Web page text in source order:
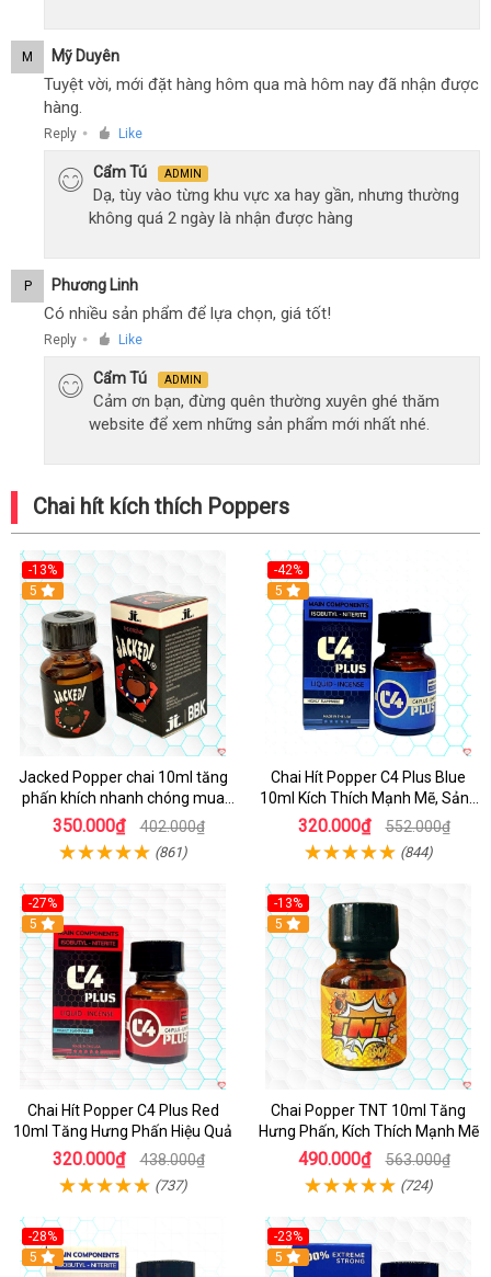
M Mỹ Duyên
Tuyệt vời, mới đặt hàng hôm qua mà hôm nay đã nhận được
hàng.
Reply ● Like
Cẩm Tú ADMIN
Dạ, tùy vào từng khu vực xa hay gần, nhưng thường
không quá 2 ngày là nhận được hàng
P Phương Linh
Có nhiều sản phẩm để lựa chọn, giá tốt!
Reply ● Like
Cẩm Tú ADMIN
Cảm ơn bạn, đừng quên thường xuyên ghé thăm
website để xem những sản phẩm mới nhất nhé.
Chai hít kích thích Poppers
-13%
5
Jacked Popper chai 10ml tăng
phấn khích nhanh chóng mua
ngay
350.000₫ 402.000₫
(861)
-42%
5
Chai Hít Popper C4 Plus Blue
10ml Kích Thích Mạnh Mẽ, Sảng
Khoái
320.000₫ 552.000₫
(844)
-27%
5
Chai Hít Popper C4 Plus Red
10ml Tăng Hưng Phấn Hiệu Quả
320.000₫ 438.000₫
(737)
-13%
5
Chai Popper TNT 10ml Tăng
Hưng Phấn, Kích Thích Mạnh Mẽ
490.000₫ 563.000₫
(724)
-28%
5
-23%
5